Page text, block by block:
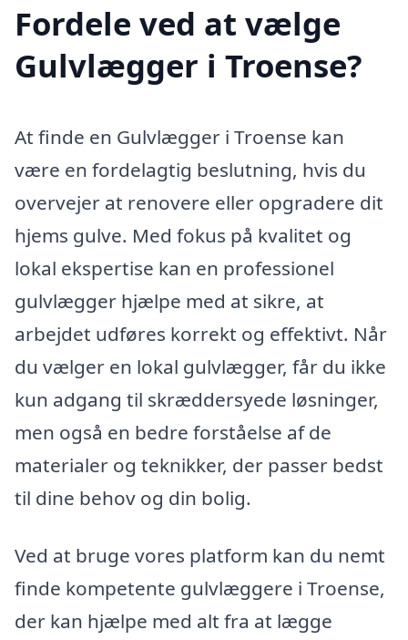
Fordele ved at vælge
Gulvlægger i Troense?
At finde en Gulvlægger i Troense kan
være en fordelagtig beslutning, hvis du
overvejer at renovere eller opgradere dit
hjems gulve. Med fokus på kvalitet og
lokal ekspertise kan en professionel
gulvlægger hjælpe med at sikre, at
arbejdet udføres korrekt og effektivt. Når
du vælger en lokal gulvlægger, får du ikke
kun adgang til skræddersyede løsninger,
men også en bedre forståelse af de
materialer og teknikker, der passer bedst
til dine behov og din bolig.
Ved at bruge vores platform kan du nemt
finde kompetente gulvlæggere i Troense,
der kan hjælpe med alt fra at lægge